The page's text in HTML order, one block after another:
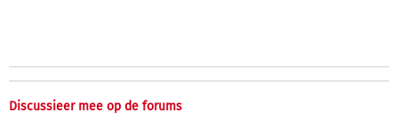
Discussieer mee op de forums